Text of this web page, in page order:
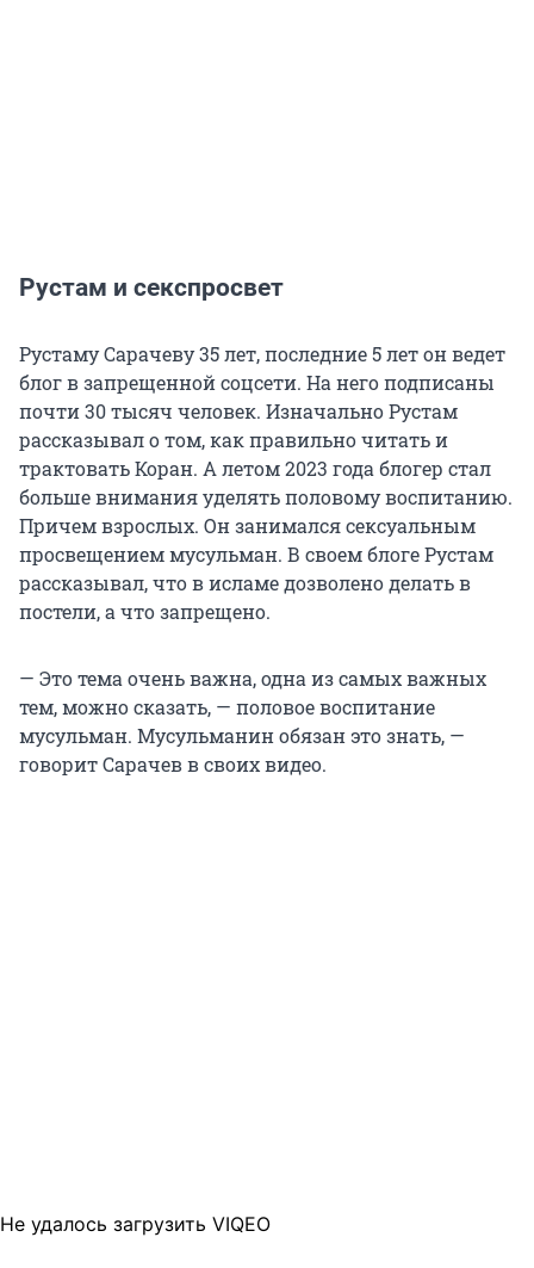
Рустам и секспросвет
Рустаму Сарачеву 35 лет, последние 5 лет он ведет
блог в запрещенной соцсети. На него подписаны
почти 30 тысяч человек. Изначально Рустам
рассказывал о том, как правильно читать и
трактовать Коран. А летом 2023 года блогер стал
больше внимания уделять половому воспитанию.
Причем взрослых. Он занимался сексуальным
просвещением мусульман. В своем блоге Рустам
рассказывал, что в исламе дозволено делать в
постели, а что запрещено.
— Это тема очень важна, одна из самых важных
тем, можно сказать, — половое воспитание
мусульман. Мусульманин обязан это знать, —
говорит Сарачев в своих видео.
Не удалось загрузить VIQEO